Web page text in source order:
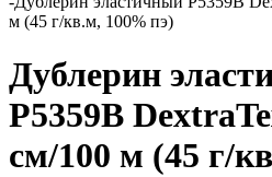
м (45 г/кв.м, 100% пэ)
Дублерин
P5359B
см/100 м (45 г/